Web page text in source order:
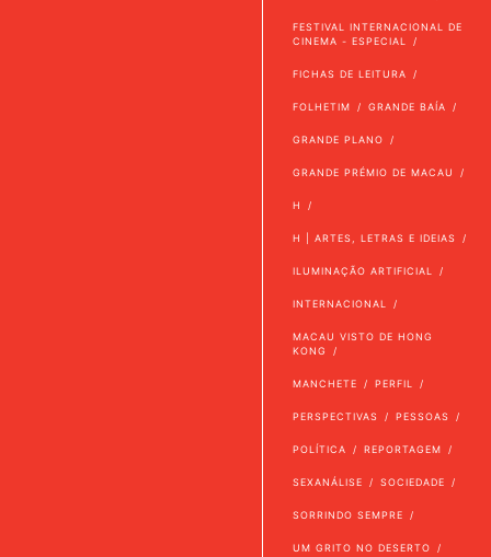
FESTIVAL INTERNACIONAL DE
CINEMA - ESPECIAL
FICHAS DE LEITURA
FOLHETIM GRANDE BAÍA
GRANDE PLANO
GRANDE PRÉMIO DE MACAU
H
H | ARTES, LETRAS E IDEIAS
ILUMINAÇÃO ARTIFICIAL
INTERNACIONAL
MACAU VISTO DE HONG
KONG
MANCHETE PERFIL
PERSPECTIVAS PESSOAS
POLÍTICA REPORTAGEM
SEXANÁLISE SOCIEDADE
SORRINDO SEMPRE
UM GRITO NO DESERTO